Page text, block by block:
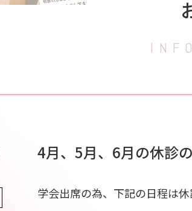
4月、5月、6月の休診
学会出席の為、下記の日程は休